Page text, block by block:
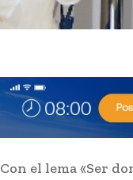
Con el lema «Ser